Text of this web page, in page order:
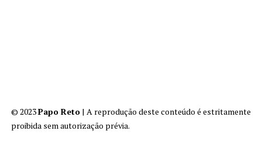
© 2023Papo Reto | A reprodução deste conteúdo é estritamente
proibida sem autorização prévia.